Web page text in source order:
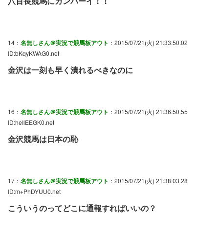
14： 名無しさん＠実況で競馬板アウト ：2015/07/21(火) 21:33:50.02
ID:bKqyKWAG0.net
金沢は一刻も早く潰れるべきなのに
16： 名無しさん＠実況で競馬板アウト ：2015/07/21(火) 21:36:50.55
ID:heIlEEGK0.net
金沢競馬は日本の恥
17： 名無しさん＠実況で競馬板アウト ：2015/07/21(火) 21:38:03.28
ID:m+PhDYUU0.net
こういうのってどこに通報すればいいの？